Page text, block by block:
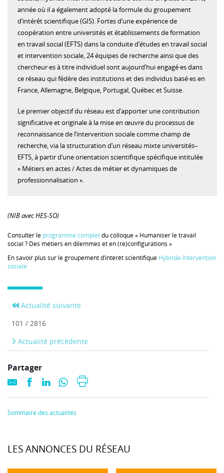
année où il a également adopté la formule du groupement
d’intérêt scientifique (GIS). Fortes d’une expérience de
coopération entre universités et établissements de formation
en travail social (EFTS) dans la conduite d’études en travail social
et intervention sociale, 24 équipes de recherche ainsi que des
chercheur·es à titre individuel sont aujourd’hui engagé·es dans
ce réseau qui fédère des institutions et des individus basé·es en
France, Allemagne, Belgique, Portugal, Québec et Suisse.
Le premier objectif du réseau est d’apporter une contribution
significative et originale à la mise en œuvre du processus de
reconnaissance de l’intervention sociale comme champ de
recherche, via la structuration d’un réseau mixte universités–
EFTS, à partir d’une orientation scientifique spécifique intitulée
« Métiers en actes / Actes de métier et dynamiques de
professionnalisation ».
(NIB avec HES-SO)
Consulter le programme completdu colloque « Humaniser le travail
social ? Des métiers en dilemmes et en (re)configurations »
En savoir plus sur le groupement d’intérêt scientifique Hybrida-Intervention
sociale
Actualité suivante
101 / 2816
Actualité précédente
Partager
Sommaire des actualités
LES ANNONCES DU RÉSEAU